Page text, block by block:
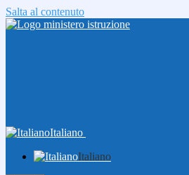
Salta al contenuto
Italiano
Italiano